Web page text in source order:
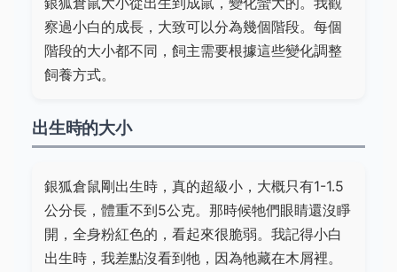
察過小白的成長，大致可以分為幾個階段。每個
階段的大小都不同，飼主需要根據這些變化調整
飼養方式。
出生時的大小
銀狐倉鼠剛出生時，真的超級小，大概只有1-1.5
公分長，體重不到5公克。那時候牠們眼睛還沒睜
開，全身粉紅色的，看起來很脆弱。我記得小白
出生時，我差點沒看到牠，因為牠藏在木屑裡。